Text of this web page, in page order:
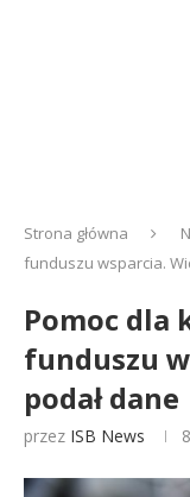
Strona główna
funduszu wsparcia.
Pomoc dla
funduszu
podał dane
przez ISB News